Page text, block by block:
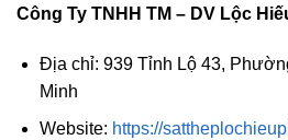
Công Ty TNHH TM – DV Lộc
Địa chỉ: 939 Tỉnh Lộ 43,
Minh
Website: https://